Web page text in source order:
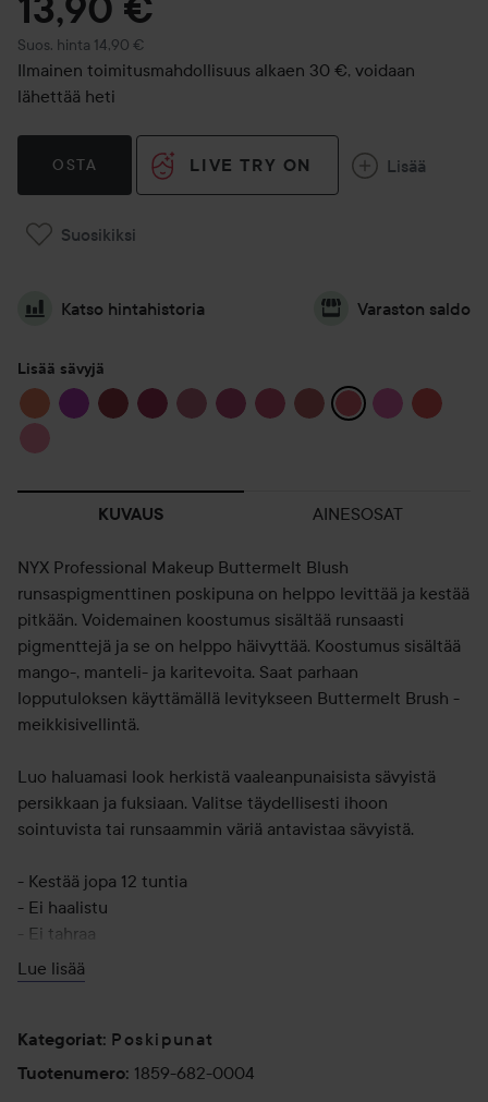
13,90 €
Suos. hinta 14,90 €
Suositeltu hinta 14,90 €
Ilmainen toimitusmahdollisuus alkaen 30 €, voidaan
lähettää heti
OSTA LIVE TRY ON Lisää
Suosikiksi
Katso hintahistoria Varaston saldo
Lisää sävyjä
KUVAUS AINESOSAT
NYX Professional Makeup Buttermelt Blush
runsaspigmenttinen poskipuna on helppo levittää ja kestää
pitkään. Voidemainen koostumus sisältää runsaasti
pigmenttejä ja se on helppo häivyttää. Koostumus sisältää
mango-, manteli- ja karitevoita. Saat parhaan
lopputuloksen käyttämällä levitykseen Buttermelt Brush -
meikkisivellintä.
Luo haluamasi look herkistä vaaleanpunaisista sävyistä
persikkaan ja fuksiaan. Valitse täydellisesti ihoon
sointuvista tai runsaammin väriä antavistaa sävyistä.
- Kestää jopa 12 tuntia
- Ei haalistu
- Ei tahraa
- Helppo häivyttää iholle
- Vegaaninen koostumus*.
*Ei sisällä eläinperäisiä ainesosia.
Lue lisää
Kategoriat: Poskipunat
Tuotenumero: 1859-682-0004